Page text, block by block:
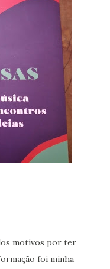
motivos por ter
foi minha